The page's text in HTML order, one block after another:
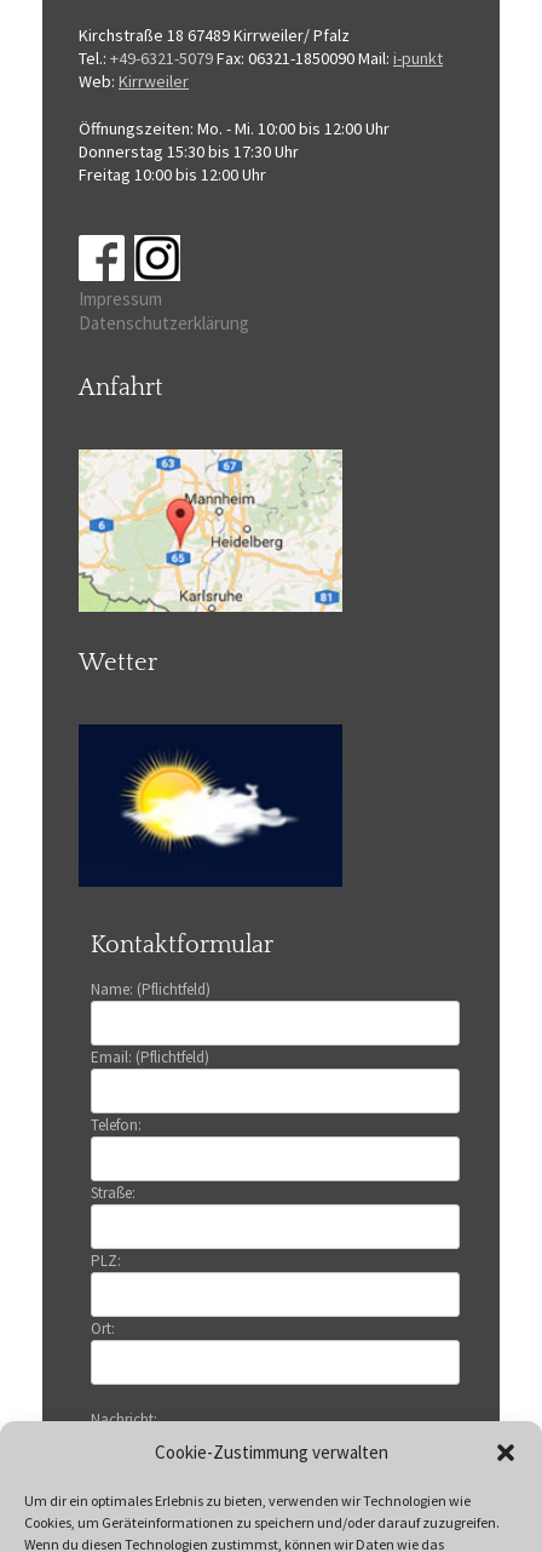
Cookie-Zustimmung verwalten
Um dir ein optimales Erlebnis zu bieten, verwenden wir Technologien wie
Cookies, um Geräteinformationen zu speichern und/oder darauf zuzugreifen.
Wenn du diesen Technologien zustimmst, können wir Daten wie das
Kirchstraße 18 67489 Kirrweiler/ Pfalz
Tel.: +49-6321-5079Fax: 06321-1850090Mail: i-punkt
Web: Kirrweiler
Öffnungszeiten: Mo. - Mi. 10:00 bis 12:00 Uhr
Donnerstag 15:30 bis 17:30 Uhr
Freitag 10:00 bis 12:00 Uhr
Impressum
Datenschutzerklärung
Anfahrt
Wetter
Kontaktformular
Name: (Pflichtfeld)
Email: (Pflichtfeld)
Telefon:
Straße:
PLZ:
Ort:
Nachricht: